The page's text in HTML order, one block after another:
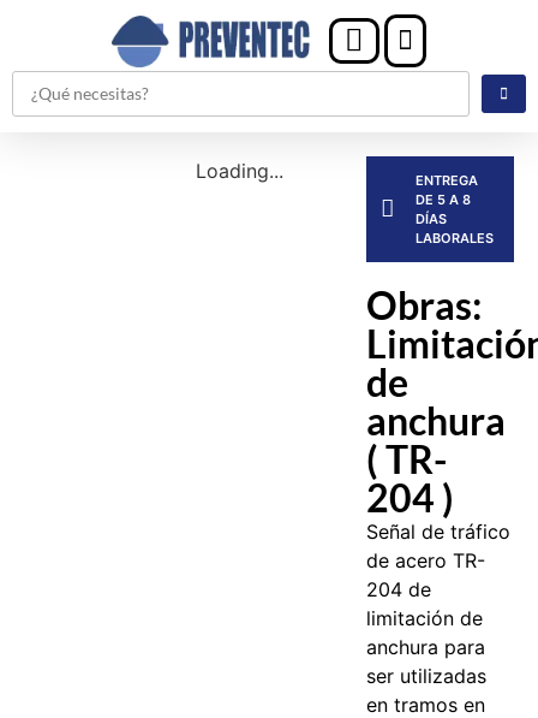
Loading...
ENTREGA
DE 5 A 8
DÍAS
LABORALES
Obras:
de
anchura
( TR-
204 )
Señal de tráfico
de acero TR-
204 de
limitación de
anchura para
ser utilizadas
en tramos en